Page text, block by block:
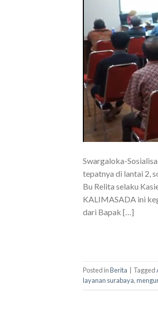
Swargaloka-
tepatnya di lantai 2,
Bu Relita selaku
KALIMASADA ini
dari Bapak […]
Posted inBerita Tagged
layanan surabaya,